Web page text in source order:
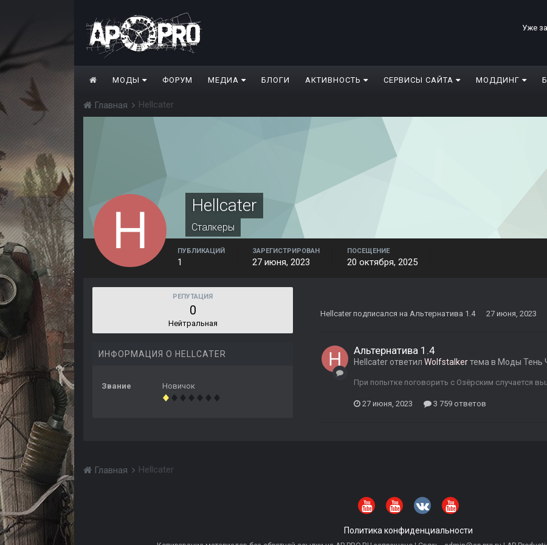
Уже
МОДЫ ФОРУМ МЕДИА БЛОГИ АКТИВНОСТЬ СЕРВИСЫ САЙТА МОДДИНГ
Главная Hellcater
Hellcater
Сталкеры
ПУБЛИКАЦИЙ
1
ЗАРЕГИСТРИРОВАН
27 июня, 2023
ПОСЕЩЕНИЕ
20 октября, 2025
РЕПУТАЦИЯ
0
Нейтральная
ИНФОРМАЦИЯ О HELLCATER
Звание Новичок
Hellcater подписался на Альтернатива 1.4 27 июня, 2023
Альтернатива 1.4
Hellcater ответил Wolfstalkerтема в Моды Тень
При попытке поговорить с Озёрским случается
27 июня, 2023 3 759 ответов
Главная Hellcater
Политика конфиденциальности